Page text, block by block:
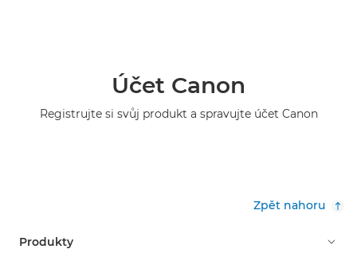
Účet Canon
Registrujte si svůj produkt a spravujte účet Canon
Zpět nahoru
Produkty